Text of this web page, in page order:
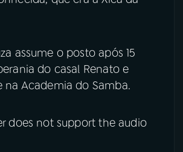
assume o posto após 15
do casal Renato e
na Academia do Samba.
does not support the audio